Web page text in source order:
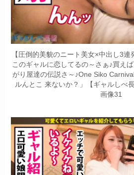
【圧倒的美貌のニート美女×中出し3
このギャルに恋してるの～さぁ♪買え
がり屋達の伝説さ～♪One Siko
ルんとこ 来ないか？」【ギャルしべ
画像31